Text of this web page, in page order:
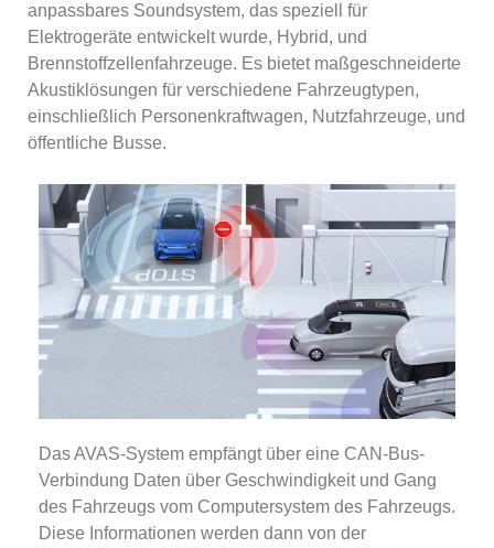
anpassbares Soundsystem, das speziell für
Elektrogeräte entwickelt wurde, Hybrid, und
Brennstoffzellenfahrzeuge. Es bietet maßgeschneiderte
Akustiklösungen für verschiedene Fahrzeugtypen,
einschließlich Personenkraftwagen, Nutzfahrzeuge, und
öffentliche Busse.
Das AVAS-System empfängt über eine CAN-Bus-
Verbindung Daten über Geschwindigkeit und Gang
des Fahrzeugs vom Computersystem des Fahrzeugs.
Diese Informationen werden dann von der